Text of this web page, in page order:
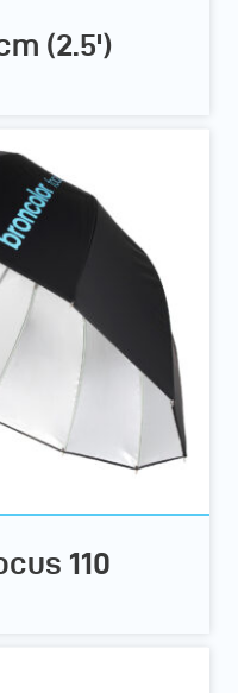
(2.5')
110